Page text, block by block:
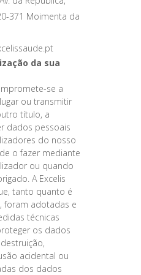
371 Moimenta da
da sua
se a
ou transmitir
título, a
dados pessoais
do nosso
o fazer mediante
ou quando
A Excelis
tanto quanto é
foram adotadas e
técnicas
os dados
acidental ou
dos dados